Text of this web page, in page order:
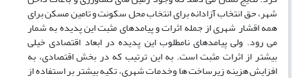
شهر، حق انتخاب آزادانه برای انتخاب محل سکونت و تامین مسکن برای
همه اقشار شهری از جمله اثرات و پیامدهای مثبت این پدیده به شمار
می رود. ولی پیامدهای نامطلوب این پدیده در ابعاد اقتصادی خیلی
بیشتر از اثرات مثبت است. به این ترتیب که در بخش اقتصادی، به
افزایش هزینه زیرساخت ها وخدمات شهری، تکیه بیشتر بر استفاده از